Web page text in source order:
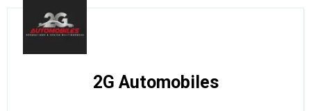
2G Automobiles